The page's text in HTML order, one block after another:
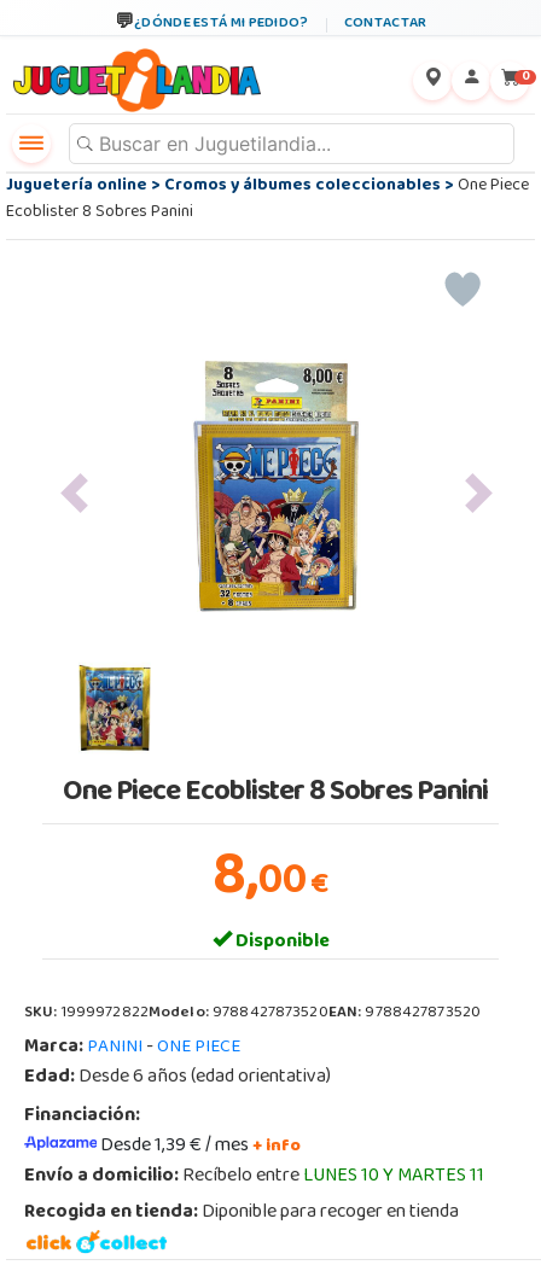
¿DÓNDE ESTÁ MI PEDIDO? CONTACTAR
0
Juguetería online>Cromos y álbumes coleccionables>One Piece
Ecoblister 8 Sobres Panini
Previous Next
One Piece Ecoblister 8 Sobres Panini
8,00€
Disponible
SKU:1999972822Modelo:9788427873520EAN:9788427873520
Marca:PANINI-ONE PIECE
Edad:Desde 6 años (edad orientativa)
Financiación:
Desde 1,39 € / mes+ info
Envío a domicilio:Recíbelo entreLUNES 10 Y MARTES 11
Recogida en tienda:Diponible para recoger en tienda